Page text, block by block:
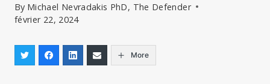
By Michael Nevradakis PhD, The Defender
février 22, 2024
More